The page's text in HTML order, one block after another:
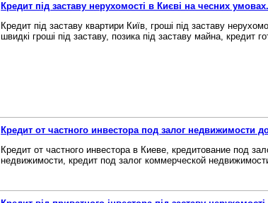
Кредит під заставу нерухомості в Києві на чесних умовах.
Кредит під заставу квартири Київ, гроші під заставу
швидкі гроші під заставу, позика під заставу майна, кредит
Кредит от частного инвестора под залог недвижимости
Кредит от частного инвестора в Киеве, кредитование под
недвижимости, кредит под залог коммерческой